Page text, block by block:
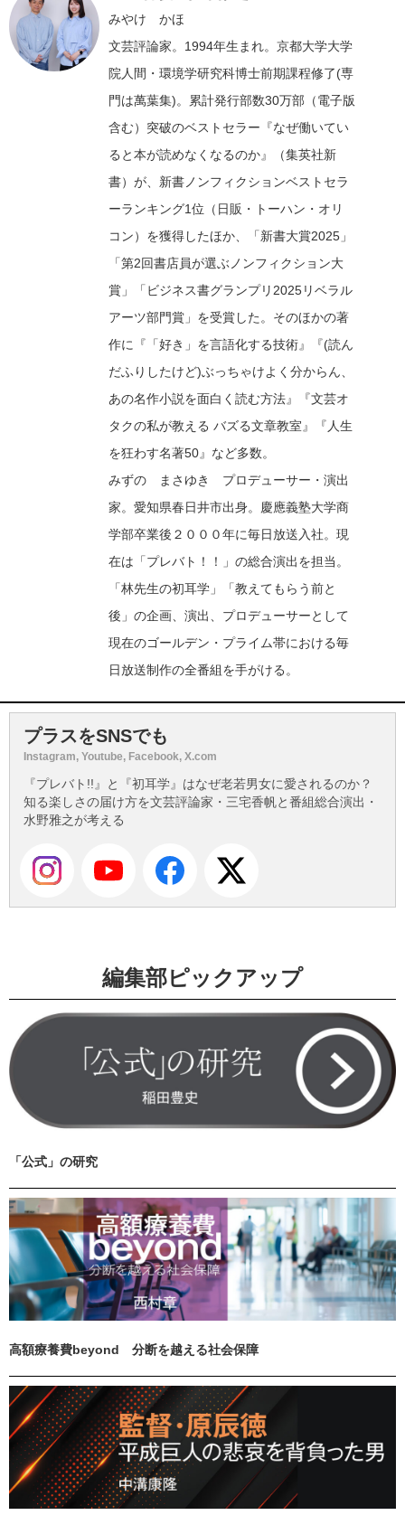
みやけ かほ
文芸評論家。1994年生まれ。京都大学大学
院人間・環境学研究科博士前期課程修了(専
門は萬葉集)。累計発行部数30万部（電子版
含む）突破のベストセラー『なぜ働いてい
ると本が読めなくなるのか』（集英社新
書）が、新書ノンフィクションベストセラ
ーランキング1位（日販・トーハン・オリ
コン）を獲得したほか、「新書大賞2025」
「第2回書店員が選ぶノンフィクション大
賞」「ビジネス書グランプリ2025リベラル
アーツ部門賞」を受賞した。そのほかの著
作に『「好き」を言語化する技術』『(読ん
だふりしたけど)ぶっちゃけよく分からん、
あの名作小説を面白く読む方法』『文芸オ
タクの私が教える バズる文章教室』『人生
を狂わす名著50』など多数。
みずの まさゆき プロデューサー・演出
家。愛知県春日井市出身。慶應義塾大学商
学部卒業後２０００年に毎日放送入社。現
在は「プレバト！！」の総合演出を担当。
「林先生の初耳学」「教えてもらう前と
後」の企画、演出、プロデューサーとして
現在のゴールデン・プライム帯における毎
日放送制作の全番組を手がける。
プラスをSNSでも
Instagram, Youtube, Facebook, X.com
『プレバト!!』と『初耳学』はなぜ老若男女に愛されるのか？
知る楽しさの届け方を文芸評論家・三宅香帆と番組総合演出・
水野雅之が考える
編集部ピックアップ
「公式」の研究
高額療養費beyond 分断を越える社会保障